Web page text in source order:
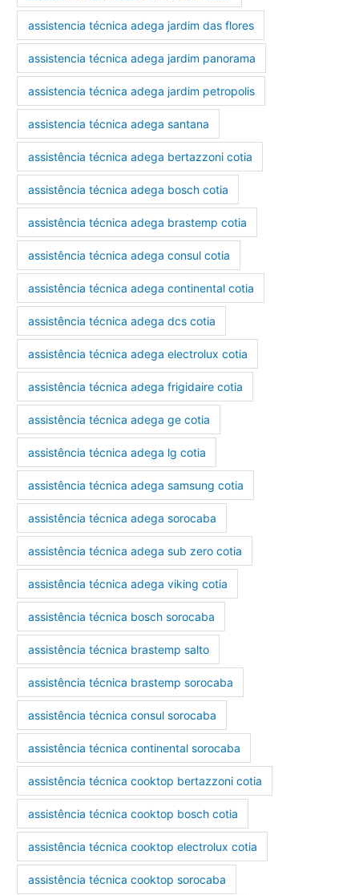
assistencia técnica adega jardim das flores
assistencia técnica adega jardim panorama
assistencia técnica adega jardim petropolis
assistencia técnica adega santana
assistência técnica adega bertazzoni cotia
assistência técnica adega bosch cotia
assistência técnica adega brastemp cotia
assistência técnica adega consul cotia
assistência técnica adega continental cotia
assistência técnica adega dcs cotia
assistência técnica adega electrolux cotia
assistência técnica adega frigidaire cotia
assistência técnica adega ge cotia
assistência técnica adega lg cotia
assistência técnica adega samsung cotia
assistência técnica adega sorocaba
assistência técnica adega sub zero cotia
assistência técnica adega viking cotia
assistência técnica bosch sorocaba
assistência técnica brastemp salto
assistência técnica brastemp sorocaba
assistência técnica consul sorocaba
assistência técnica continental sorocaba
assistência técnica cooktop bertazzoni cotia
assistência técnica cooktop bosch cotia
assistência técnica cooktop electrolux cotia
assistência técnica cooktop sorocaba